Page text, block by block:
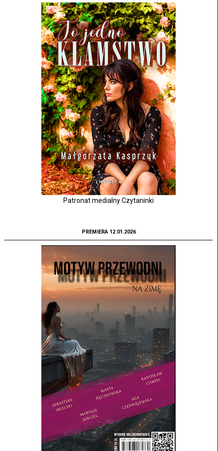
Patronat medialny Czytaninki
PREMIERA 12.01.2026